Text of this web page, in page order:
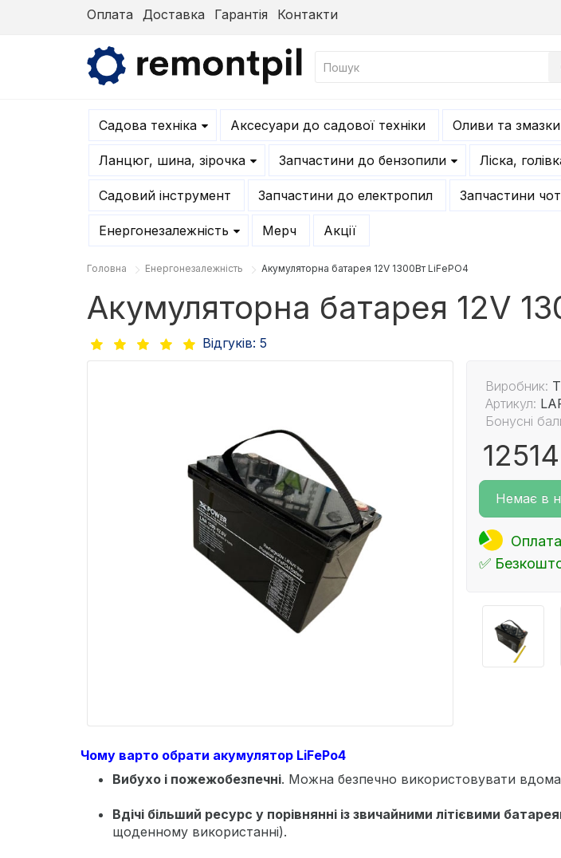
Оплата Доставка Гарантія Контакти
Садова техніка Аксесуари до садової техніки Оливи та змазки
Ланцюг, шина, зірочка Запчастини до бензопили Ліска,
Садовий інструмент Запчастини до електропил Запчастини
Енергонезалежність Мерч Акції
Головна Енергонезалежність Акумуляторна батарея 12V 1300Вт LiFePO4
Акумуляторна батарея 12V
Відгуків: 5
Виробник:
Артикул:
Бонусні
Немає в
✅
Чому варто обрати акумулятор LiFePo4
Вибухо і пожежобезпечні. Можна безпечно використовувати вдома
Вдічі більший ресурс у порівнянні із звичайними літієвими
щоденному використанні).